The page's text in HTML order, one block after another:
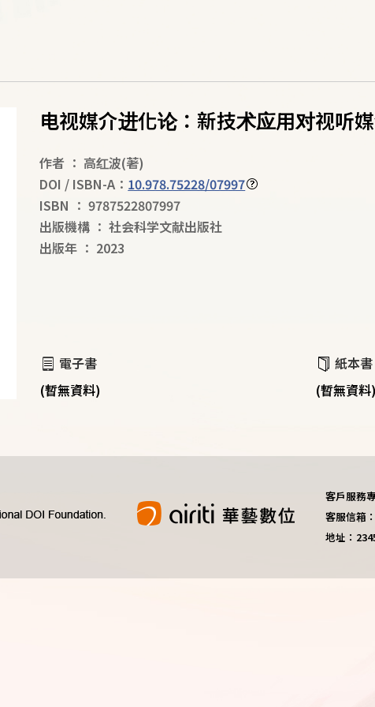
电视媒介进化论：新技术应用对视听
作者 ： 高红波(著)
DOI / ISBN-A： 10.978.75228/07997
ISBN ： 9787522807997
出版機構 ： 社会科学文献出版社
出版年 ： 2023
電子書
(暫無資料)
紙本書
(暫無資
客戶服務
客服信箱
地址：